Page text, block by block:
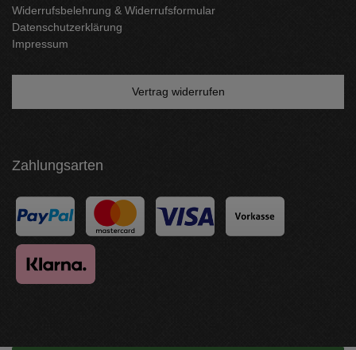
Widerrufsbelehrung & Widerrufsformular
Datenschutzerklärung
Impressum
Vertrag widerrufen
Zahlungsarten